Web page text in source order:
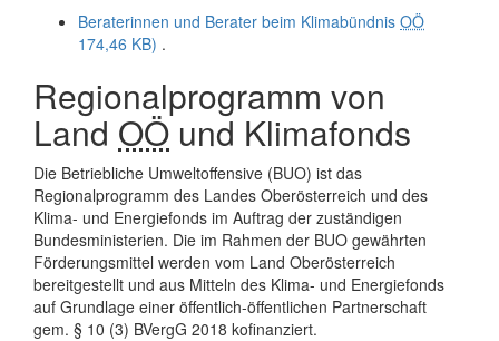
Beraterinnen und Berater beim Klimabündnis OÖ
174,46 KB) .
Regionalprogramm von
Land OÖund Klimafonds
Die Betriebliche Umweltoffensive (BUO) ist das
Regionalprogramm des Landes Oberösterreich und des
Klima- und Energiefonds im Auftrag der zuständigen
Bundesministerien. Die im Rahmen der BUO gewährten
Förderungsmittel werden vom Land Oberösterreich
bereitgestellt und aus Mitteln des Klima- und Energiefonds
auf Grundlage einer öffentlich-öffentlichen Partnerschaft
gem. § 10 (3) BVergG 2018 kofinanziert.